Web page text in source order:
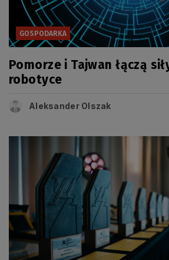
GOSPODARKA
Pomorze i Tajwan łączą
robotyce
Aleksander Olszak